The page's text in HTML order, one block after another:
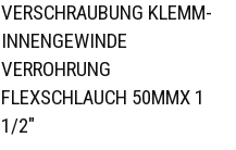
VERSCHRAUBUNG KLEMM-
INNENGEWINDE
VERROHRUNG
FLEXSCHLAUCH 50MMX 1
1/2″